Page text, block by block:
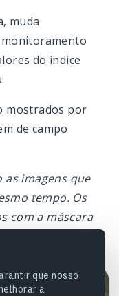
que nosso
a
muda
do índice
mostrados por
de campo
as imagens que
tempo. Os
com a máscara